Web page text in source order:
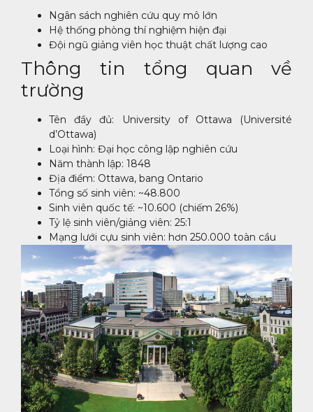
Ngân sách nghiên cứu quy mô lớn
Hệ thống phòng thí nghiệm hiện đại
Đội ngũ giảng viên học thuật chất lượng cao
Thông tin tổng quan về
trường
Tên đầy đủ: University of Ottawa (Université
d’Ottawa)
Loại hình: Đại học công lập nghiên cứu
Năm thành lập: 1848
Địa điểm: Ottawa, bang Ontario
Tổng số sinh viên: ~48.800
Sinh viên quốc tế: ~10.600 (chiếm 26%)
Tỷ lệ sinh viên/giảng viên: 25:1
Mạng lưới cựu sinh viên: hơn 250.000 toàn cầu